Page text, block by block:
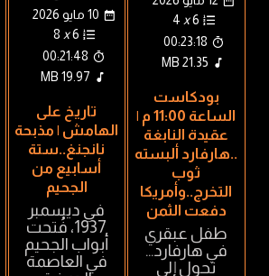
6
x
4
00:23:18
21.35 MB
بودكاست
الساعة 11:00 م |
عقيدة النابغة
..هارفارد ألبسته
ثوب
التخرج..وأمريكا
دفعت الثمن
طفل عبقري
في هارفارد…
تحول إلى
10 مايو 2026
6
x
8
00:21:48
19.97 MB
تاريخ على
الهامش | مذبحة
نانجنغ..ستة
أسابيع من
الجحيم
في ديسمبر
1937، فُتحت
أبواب الجحيم
في العاصمة